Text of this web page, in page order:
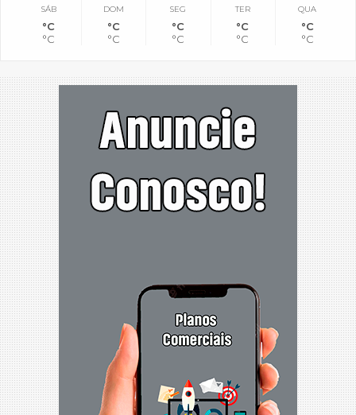
SÁB
°C
°C
DOM
°C
°C
SEG
°C
°C
TER
°C
°C
QUA
°C
°C